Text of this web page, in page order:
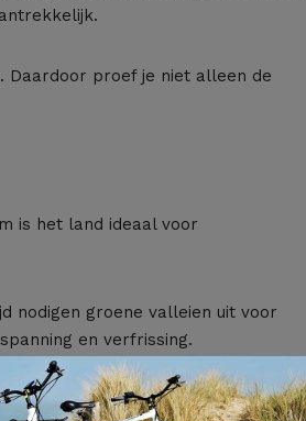
Daardoor proef je niet alleen de
is het land ideaal voor
nodigen groene valleien uit voor
en verfrissing.
je vooral vogels en het ruisen van